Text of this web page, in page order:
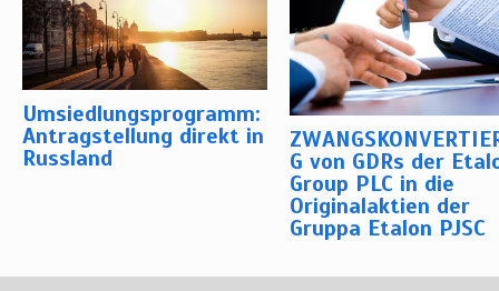
Umsiedlungsprogramm:
Antragstellung direkt in
Russland
G von GDRs der
Group PLC in die
Originalaktien der
Gruppa Etalon PJSC